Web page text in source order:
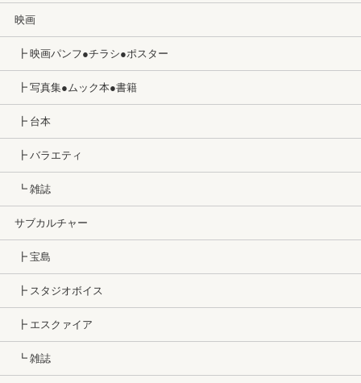
映画
┣ 映画パンフ●チラシ●ポスター
┣ 写真集●ムック本●書籍
┣ 台本
┣ バラエティ
┗ 雑誌
サブカルチャー
┣ 宝島
┣ スタジオボイス
┣ エスクァイア
┗ 雑誌